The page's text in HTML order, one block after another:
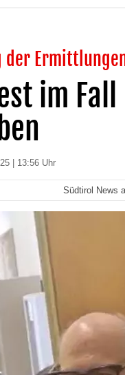
der
im
| 13:56 Uhr
Südtirol News